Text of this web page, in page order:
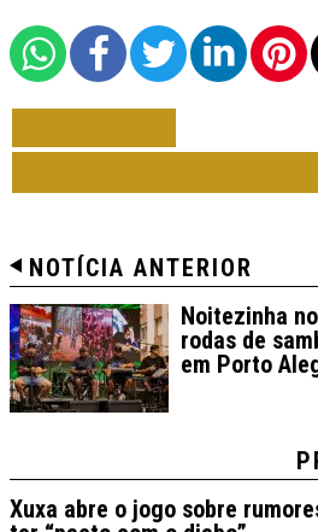
NOTÍCIA ANTERIOR
Noitezinha
rodas de
em Porto
Xuxa abre o jogo sobre